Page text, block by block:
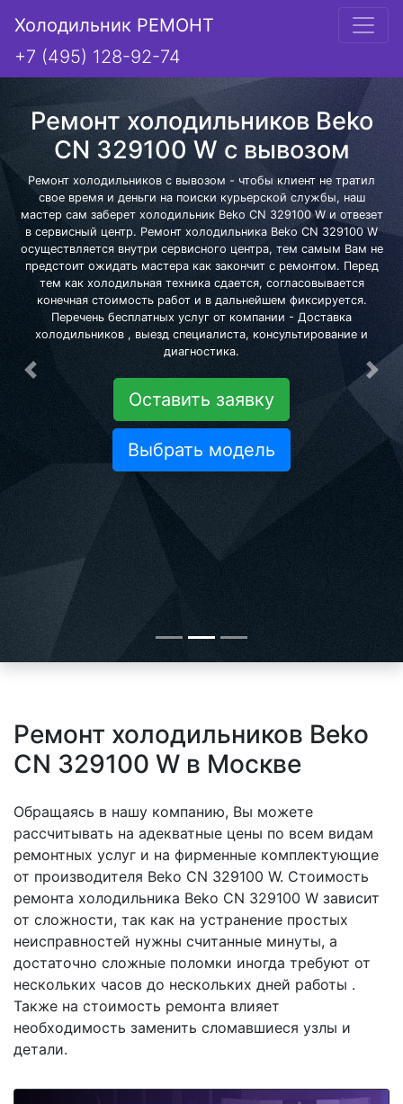
Холодильник РЕМОНТ
+7 (495) 128-92-74
Ремонт холодильников Beko
CN 329100 W с вывозом
Ремонт холодильников с вывозом - чтобы клиент не тратил
свое время и деньги на поиски курьерской службы, наш
мастер сам заберет холодильник Beko CN 329100 W и отвезет
в сервисный центр. Ремонт холодильника Beko CN 329100 W
осуществляется внутри сервисного центра, тем самым Вам не
предстоит ожидать мастера как закончит с ремонтом. Перед
тем как холодильная техника сдается, согласовывается
конечная стоимость работ и в дальнейшем фиксируется.
Перечень бесплатных услуг от компании - Доставка
холодильников , выезд специалиста, консультирование и
диагностика.
Оставить заявку
Выбрать модель
Предыдущая
Ремонт холодильников Beko
CN 329100 W в Москве
Обращаясь в нашу компанию, Вы можете
рассчитывать на адекватные цены по всем видам
ремонтных услуг и на фирменные комплектующие
от производителя Beko CN 329100 W. Стоимость
ремонта холодильника Beko CN 329100 W зависит
от сложности, так как на устранение простых
неисправностей нужны считанные минуты, а
достаточно сложные поломки иногда требуют от
нескольких часов до нескольких дней работы .
Также на стоимость ремонта влияет
необходимость заменить сломавшиеся узлы и
детали.